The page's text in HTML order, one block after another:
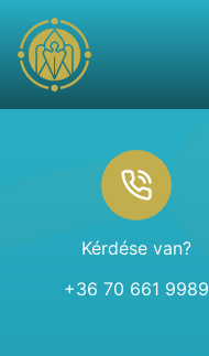
Kérdése van?
+36 70 661 9989